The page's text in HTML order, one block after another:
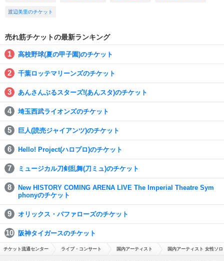
渡辺美里のチケット
売れ筋チケットの最新ランキング
高校野球(夏の甲子園)のチケット
千葉ロッテマリーンズのチケット
あんさんぶるスターズ!(あんスタ)のチケット
埼玉西武ライオンズのチケット
巨人(読売ジャイアンツ)のチケット
Hello! Project(ハロプロ)のチケット
ミュージカル刀剣乱舞(刀ミュ)のチケット
New HISTORY COMING ARENA LIVE The Imperial Theatre Sym
phonyのチケット
オリックス・バファローズのチケット
阪神タイガースのチケット
チケット流通センター ライブ・コンサート 国内アーティスト 国内アーティスト 女性ソロ